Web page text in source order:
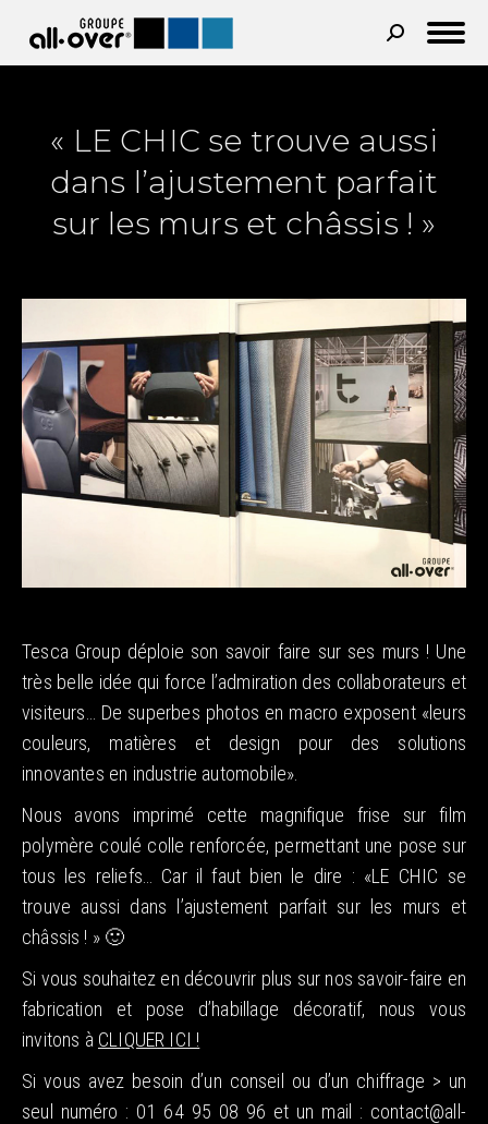
Recherche
:
« LE CHIC se trouve aussi
dans l’ajustement parfait
sur les murs et châssis ! »
Tesca Group déploie son savoir faire sur ses murs ! Une
très belle idée qui force l’admiration des collaborateurs et
visiteurs… De superbes photos en macro exposent «leurs
couleurs, matières et design pour des solutions
innovantes en industrie automobile».
Nous avons imprimé cette magnifique frise sur film
polymère coulé colle renforcée, permettant une pose sur
tous les reliefs… Car il faut bien le dire : «LE CHIC se
trouve aussi dans l’ajustement parfait sur les murs et
châssis ! » 🙂
Si vous souhaitez en découvrir plus sur nos savoir-faire en
fabrication et pose d’habillage décoratif, nous vous
invitons à CLIQUER ICI !
Si vous avez besoin d’un conseil ou d’un chiffrage > un
seul numéro : 01 64 95 08 96 et un mail : contact@all-